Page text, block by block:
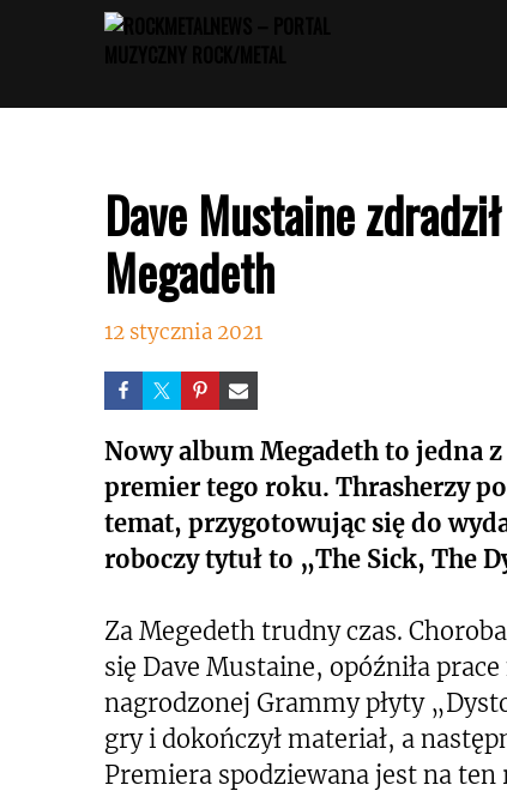
Dave Mustaine
Megadeth
12 stycznia 2021
Nowy album Megadeth to jedna
premier tego roku. Thrasherzy
temat, przygotowując się do
roboczy tytuł to „The Sick, The
Za Megedeth trudny czas.
się Dave Mustaine, opóźniła
nagrodzonej Grammy płyty
gry i dokończył materiał, a
Premiera spodziewana jest na